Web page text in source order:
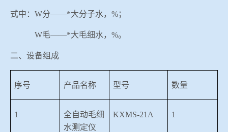
式中： W分——*大分子水，%；
W毛——*大毛细水，%。
二、设备组成
序号 产品名称 型号 数量
1
全自动毛细
水测定仪
KXMS-21A 1